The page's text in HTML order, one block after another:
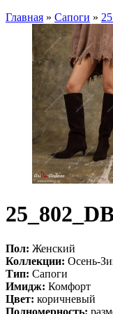
Главная » Сапоги »
Пол: Женский
Коллекции: Осень-
Тип: Сапоги
Имидж: Комфорт
Цвет: коричневый
Полномерность: